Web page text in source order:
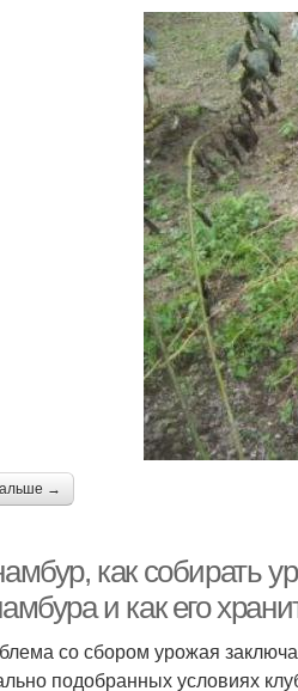
→
как собирать
и как его
со сбором урожая
подобранных условиях